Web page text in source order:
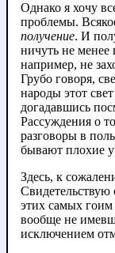
Однако я хочу
проблемы.
получение. И
ничуть не
например, не
Грубо говоря,
народы этот
догадавшись
Рассуждения о
разговоры в
бывают плохие
Здесь, к
Свидетельствую
этих самых
вообще не
исключением